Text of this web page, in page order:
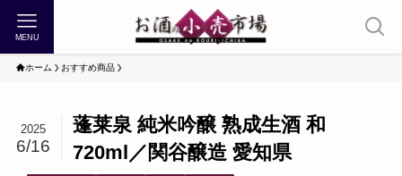
MENU
ホーム おすすめ商品
蓬莱泉 純米吟醸 熟成生酒 和
720ml／関谷醸造 愛知県
2025
6/16